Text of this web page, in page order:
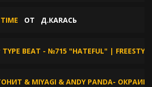
ОТ Д.КАRАСЬ
TYPE BEAT - №715 "HATEFUL" |
& MIYAGI & ANDY PANDA-